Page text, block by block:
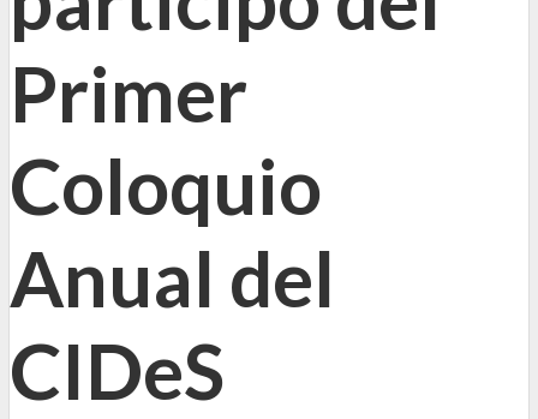
Primer
Coloquio
Anual del
CIDeS